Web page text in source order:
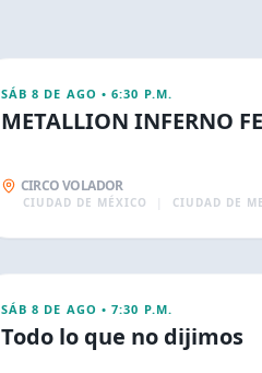
CONCIERTOS
SÁB 8 DE AGO •6:30 P.M.
METALLION INFERNO
CIRCO VOLADOR
CIUDAD DE MÉXICO CIUDAD DE
CONCIERTOS
SÁB 8 DE AGO •7:30 P.M.
Todo lo que no dijimos